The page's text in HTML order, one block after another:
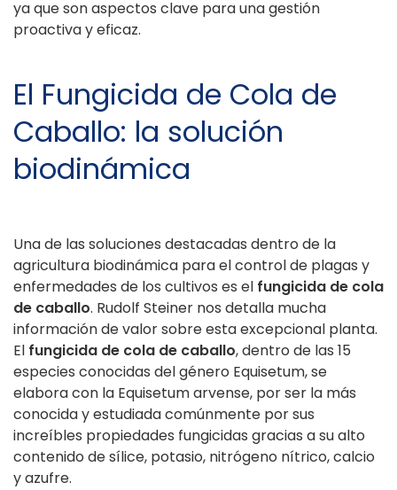
ya que son aspectos clave para una gestión
proactiva y eficaz.
El Fungicida de Cola de
Caballo: la solución
biodinámica
Una de las soluciones destacadas dentro de la
agricultura biodinámica para el control de plagas y
enfermedades de los cultivos es el fungicida de cola
de caballo. Rudolf Steiner nos detalla mucha
información de valor sobre esta excepcional planta.
El fungicida de cola de caballo, dentro de las 15
especies conocidas del género Equisetum, se
elabora con la Equisetum arvense, por ser la más
conocida y estudiada comúnmente por sus
increíbles propiedades fungicidas gracias a su alto
contenido de sílice, potasio, nitrógeno nítrico, calcio
y azufre.